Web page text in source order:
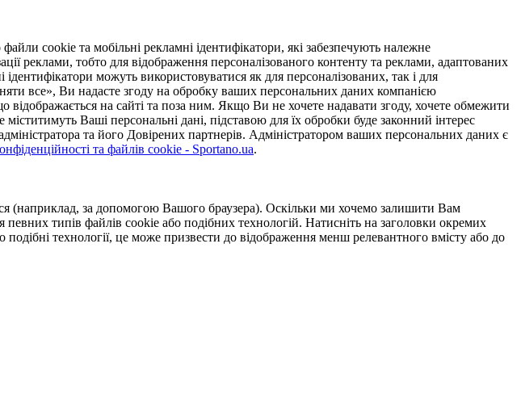
cookie та мобільні рекламні ідентифікатори, які забезпечують належне
реклами, тобто для відображення персоналізованого контенту та реклами, адаптованих
можуть використовуватися як для персоналізованих, так і для
все», Ви надасте згоду на обробку ваших персональних даних компанією
на сайті та поза ним. Якщо Ви не хочете надавати згоду, хочете обмежити
Ваші персональні дані, підставою для їх обробки буде законний інтерес
та його Довірених партнерів. Адміністратором ваших персональних даних є
та файлів cookie - Sportano.ua.
(наприклад, за допомогою Вашого браузера). Оскільки ми хочемо залишити Вам
типів файлів cookie або подібних технологій. Натисніть на заголовки окремих
технології, це може призвести до відображення менш релевантного вмісту або до